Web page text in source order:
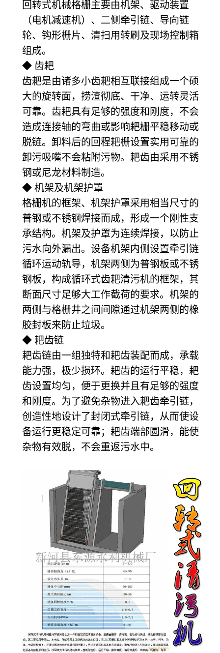
回转式机械格栅主要由机架、驱动装置
（电机减速机）、二侧牵引链、导向链
轮、钩形栅片、清扫用转刷及现场控制箱
组成。
◆ 齿耙
齿耙是由诸多小齿耙相互联接组成一个硕
大的旋转面，捞渣彻底、干净、运转灵活
可靠。齿耙具有足够的强度和刚度，不会
造成连接轴的弯曲或影响耙栅平稳移动或
脱链。卸料后的回程耙栅设置实用可靠的
卸污吸嘴不会粘附污物。耙齿由采用不锈
钢或尼龙材料制造。
◆ 机架及机架护罩
格栅机的框架、机架护罩采用相当尺寸的
普钢或不锈钢焊接而成，形成一个刚性支
承结构。机架及护罩为连续焊接，以防止
污水向外漏出。设备机架内侧设置牵引链
循环运动轨导，机架两侧为普钢板或不锈
钢板，构成循环式齿耙清污机的框架，其
断面尺寸足够大工作截荷的要求。机架的
两侧与格栅井之间间隙通过机架两侧的橡
胶封板来防止垃圾。
◆ 耙齿链
耙齿链由一组独特和耙齿装配而成，承载
能力强，极少损环。耙齿的运行平稳，耙
齿设置均匀，便于更换并且有足够的强度
和刚度。为了避免杂物进入耙齿牵引链，
创造性地设计了封闭式牵引链，从而使设
备运行更稳定可靠；耙齿端部圆滑，能使
杂物有效脱，不会重返污水中。